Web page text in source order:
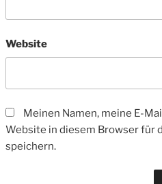
Website
Meinen Namen, meine E-
Website in diesem Browser für
speichern.